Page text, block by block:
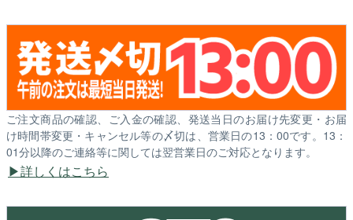
ご注文商品の確認、ご入金の確認、発送当日のお届け先変更・お届
け時間帯変更・キャンセル等の〆切は、営業日の13：00です。13：
01分以降のご連絡等に関しては翌営業日のご対応となります。
詳しくはこちら